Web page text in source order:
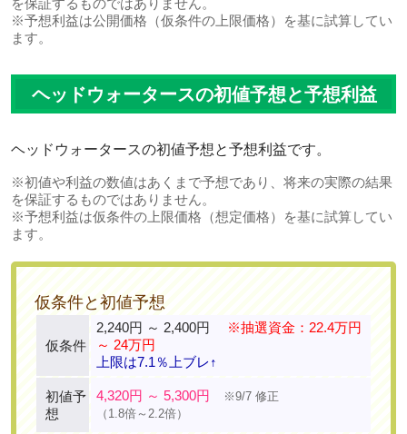
※予想利益は公開価格（仮条件の上限価格）を基に試算してい
ます。
ヘッドウォータースの初値予想と予想利益
ヘッドウォータースの初値予想と予想利益です。
※初値や利益の数値はあくまで予想であり、将来の実際の結果
を保証するものではありません。
※予想利益は仮条件の上限価格（想定価格）を基に試算してい
ます。
仮条件と初値予想
仮条件
2,240円 ～ 2,400円
※抽選資金：22.4万円
～ 24万円
上限は7.1％上ブレ↑
初値予
想
4,320円 ～ 5,300円
※9/7 修正
（1.8倍～2.2倍）